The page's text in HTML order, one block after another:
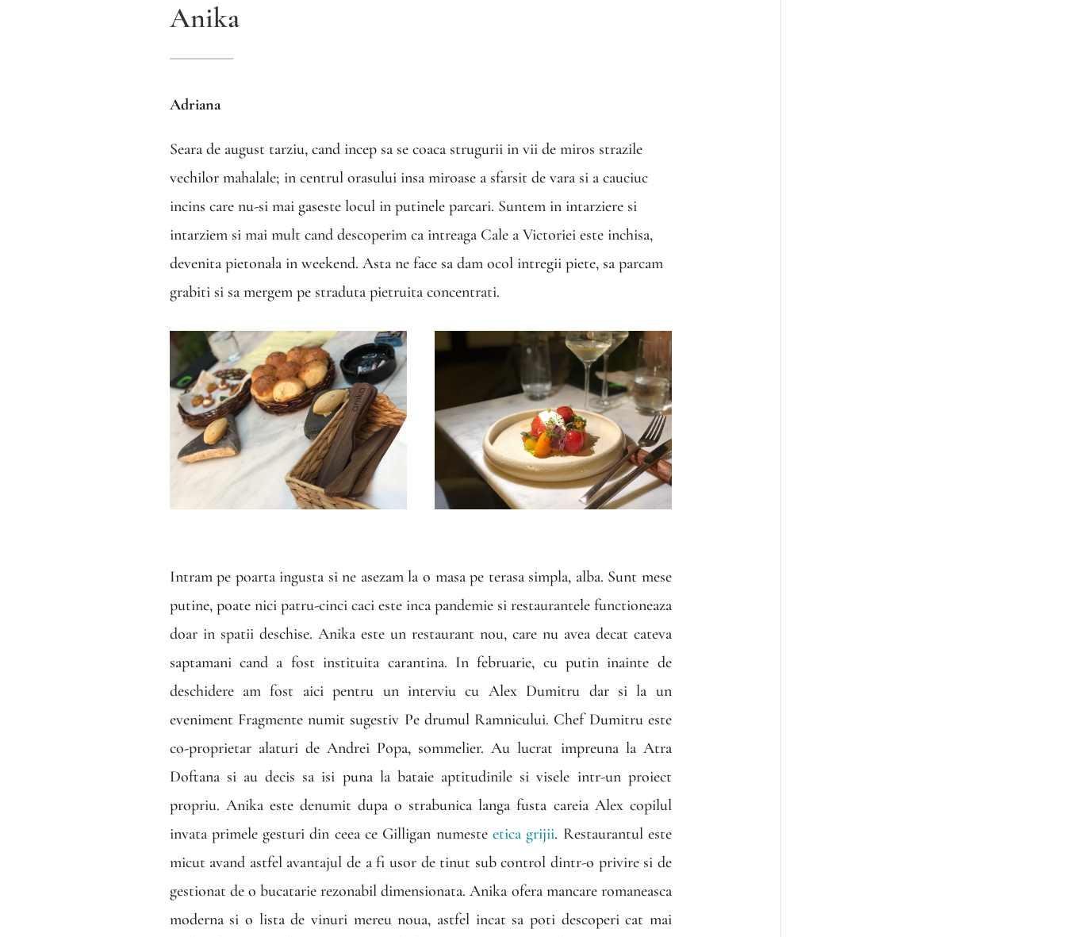
Anika
Adriana
Seara de august tarziu, cand incep sa se coaca strugurii in vii de miros strazile
vechilor mahalale; in centrul orasului insa miroase a sfarsit de vara si a cauciuc
incins care nu-si mai gaseste locul in putinele parcari. Suntem in intarziere si
intarziem si mai mult cand descoperim ca intreaga Cale a Victoriei este inchisa,
devenita pietonala in weekend. Asta ne face sa dam ocol intregii piete, sa parcam
grabiti si sa mergem pe straduta pietruita concentrati.
Intram pe poarta ingusta si ne asezam la o masa pe terasa simpla, alba. Sunt mese
putine, poate nici patru-cinci caci este inca pandemie si restaurantele functioneaza
doar in spatii deschise. Anika este un restaurant nou, care nu avea decat cateva
saptamani cand a fost instituita carantina. In februarie, cu putin inainte de
deschidere am fost aici pentru un interviu cu Alex Dumitru dar si la un
eveniment Fragmente numit sugestiv Pe drumul Ramnicului. Chef Dumitru este
co-proprietar alaturi de Andrei Popa, sommelier. Au lucrat impreuna la Atra
Doftana si au decis sa isi puna la bataie aptitudinile si visele intr-un proiect
propriu. Anika este denumit dupa o strabunica langa fusta careia Alex copilul
invata primele gesturi din ceea ce Gilligan numeste etica grijii. Restaurantul este
micut avand astfel avantajul de a fi usor de tinut sub control dintr-o privire si de
gestionat de o bucatarie rezonabil dimensionata. Anika ofera mancare romaneasca
moderna si o lista de vinuri mereu noua, astfel incat sa poti descoperi cat mai